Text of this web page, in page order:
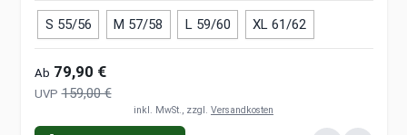
S 55/56 M 57/58 L 59/60 XL 61/62
Ab 79,90 €
UVP 159,00 €
inkl. MwSt., zzgl. Versandkosten